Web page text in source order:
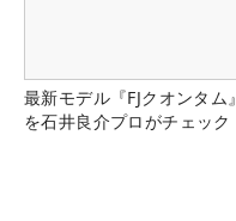
最新モデル『FJクオンタム』
を石井良介プロがチェック